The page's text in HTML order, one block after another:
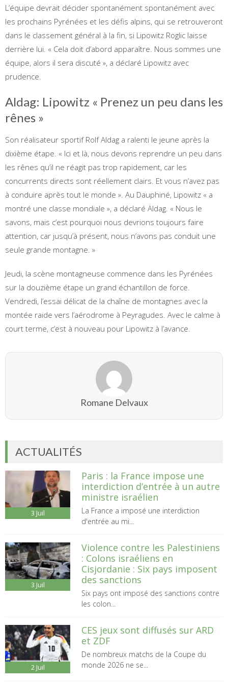
L’équipe devrait décider spontanément spontanément avec
les prochains Pyrénées et les défis alpins, qui se retrouveront
dans le classement général à la fin, si Lipowitz Roglic laisse
derrière lui. « Cela doit d’abord apparaître. Nous sommes une
équipe, alors il sera discuté », a déclaré Lipowitz avec
prudence.
Aldag: Lipowitz « Prenez un peu dans les
rênes »
Son réalisateur sportif Rolf Aldag a ralenti le jeune après la
dixième étape. « Ici et là, nous devons reprendre un peu dans
les rênes qu’il ne réagit pas trop rapidement, car les
concurrents directs sont réellement clairs. Et vous n’avez pas
à conduire après tout le monde ». Au Dauphiné, Lipowitz « a
montré une classe mondiale », a déclaré Aldag. « Nous le
savons, mais c’est pourquoi nous devrions toujours faire
attention, car jusqu’à présent, nous n’avons pas conduit une
seule grande montagne. »
Jeudi, la scène montagneuse commence dans les Pyrénées
sur la douzième étape un grand échantillon de force.
Vendredi, l’essai délicat de la chaîne de montagnes avec la
montée raide vers l’aérodrome à Peyragudes. Avec le calme à
court terme, c’est à nouveau pour Lipowitz à l’avance.
Romane Delvaux
ACTUALITÉS
3 Juil
Paris : la France impose une
interdiction d’entrée à un autre
ministre israélien
La France a imposé une interdiction
d'entrée au mi...
3 Juil
Violence contre les Palestiniens
: Colons israéliens en
Cisjordanie : Six pays imposent
des sanctions
Six pays ont imposé des sanctions contre
les colon...
2 Juil
CES jeux sont diffusés sur ARD
et ZDF
De nombreux matchs de la Coupe du
monde 2026 ne se...